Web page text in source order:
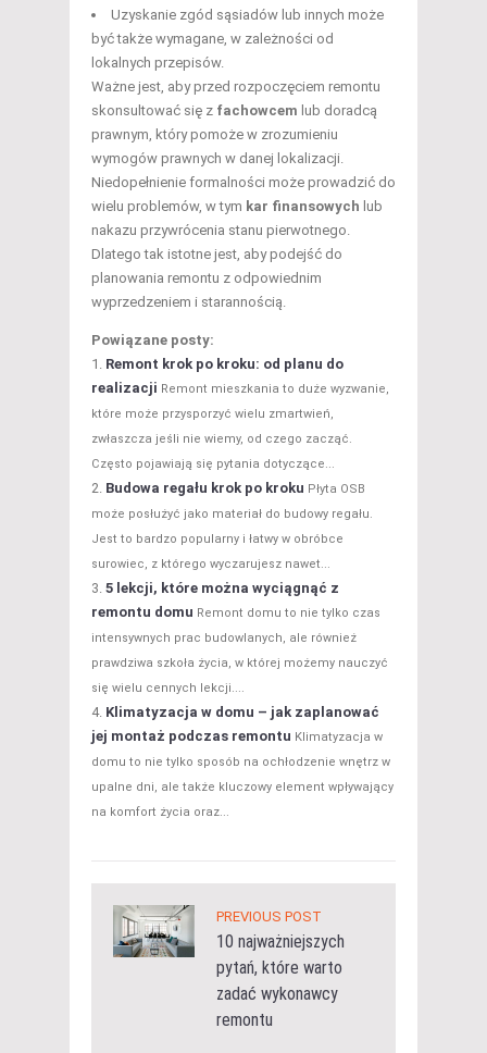
Uzyskanie zgód sąsiadów lub innych może
być także wymagane, w zależności od
lokalnych przepisów.
Ważne jest, aby przed rozpoczęciem remontu
skonsultować się z fachowcem lub doradcą
prawnym, który pomoże w zrozumieniu
wymogów prawnych w danej lokalizacji.
Niedopełnienie formalności może prowadzić do
wielu problemów, w tym kar finansowych lub
nakazu przywrócenia stanu pierwotnego.
Dlatego tak istotne jest, aby podejść do
planowania remontu z odpowiednim
wyprzedzeniem i starannością.
Powiązane posty:
Remont krok po kroku: od planu do
realizacji Remont mieszkania to duże wyzwanie,
które może przysporzyć wielu zmartwień,
zwłaszcza jeśli nie wiemy, od czego zacząć.
Często pojawiają się pytania dotyczące...
Budowa regału krok po kroku Płyta OSB
może posłużyć jako materiał do budowy regału.
Jest to bardzo popularny i łatwy w obróbce
surowiec, z którego wyczarujesz nawet...
5 lekcji, które można wyciągnąć z
remontu domu Remont domu to nie tylko czas
intensywnych prac budowlanych, ale również
prawdziwa szkoła życia, w której możemy nauczyć
się wielu cennych lekcji....
Klimatyzacja w domu – jak zaplanować
jej montaż podczas remontu Klimatyzacja w
domu to nie tylko sposób na ochłodzenie wnętrz w
upalne dni, ale także kluczowy element wpływający
na komfort życia oraz...
PREVIOUS POST
10 najważniejszych
pytań, które warto
zadać wykonawcy
remontu